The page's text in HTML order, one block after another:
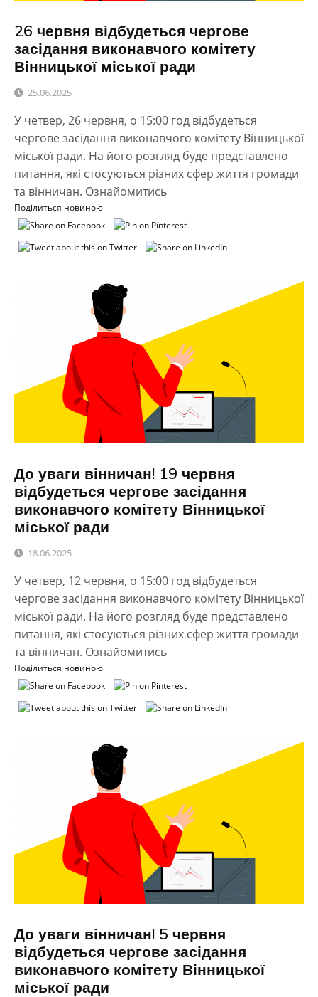
26 червня відбудеться чергове
засідання виконавчого комітету
Вінницької міської ради
25.06.2025
У четвер, 26 червня, о 15:00 год відбудеться
чергове засідання виконавчого комітету Вінницької
міської ради. На його розгляд буде представлено
питання, які стосуються різних сфер життя громади
та вінничан. Ознайомитись
Поділиться новиною
До уваги вінничан! 19 червня
відбудеться чергове засідання
виконавчого комітету Вінницької
міської ради
18.06.2025
У четвер, 12 червня, о 15:00 год відбудеться
чергове засідання виконавчого комітету Вінницької
міської ради. На його розгляд буде представлено
питання, які стосуються різних сфер життя громади
та вінничан. Ознайомитись
Поділиться новиною
До уваги вінничан! 5 червня
відбудеться чергове засідання
виконавчого комітету Вінницької
міської ради